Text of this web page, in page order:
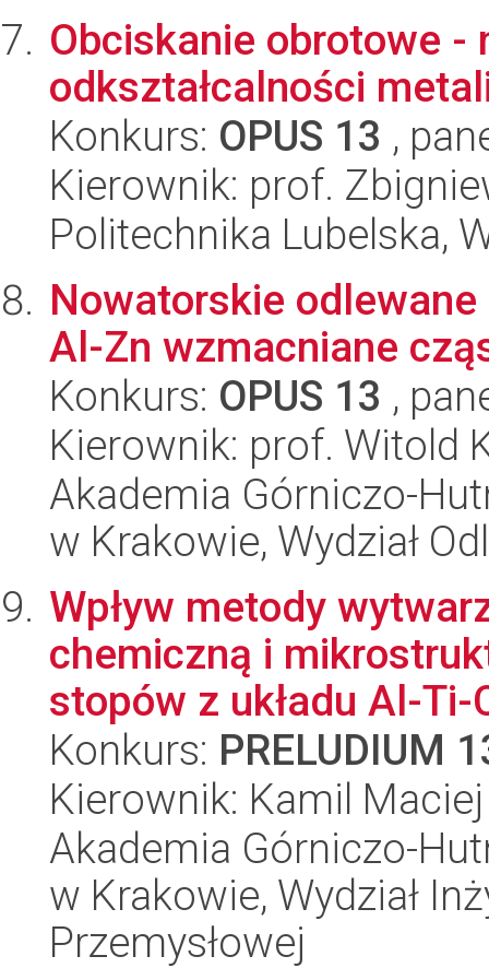
Obciskanie obrotowe -
odkształcalności
Konkurs: OPUS 13 ,
Kierownik: prof.
Politechnika Lubelska,
Nowatorskie
Al-Zn wzmacniane
Konkurs: OPUS 13 ,
Kierownik: prof. Witold
Akademia Górniczo-
w Krakowie, Wydział
Wpływ metody
chemiczną i
stopów z układu Al-Ti-
Konkurs: PRELUDIUM
Kierownik: Kamil
Akademia Górniczo-
w Krakowie, Wydział
Przemysłowej